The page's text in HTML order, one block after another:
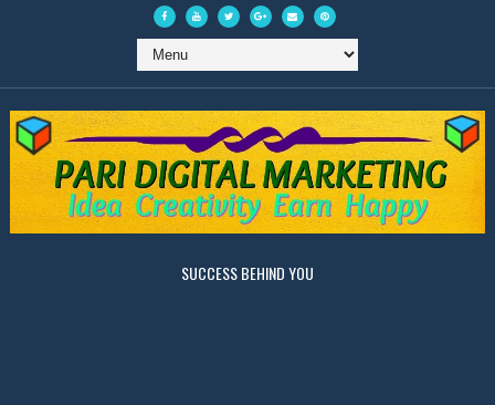
SUCCESS BEHIND YOU